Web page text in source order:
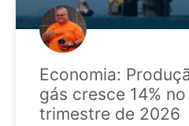
Economia:
gás cresce 14%
trimestre de 2026